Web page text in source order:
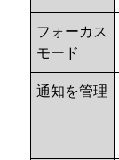
フォーカス
モード
通知を管理